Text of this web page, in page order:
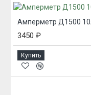
Амперметр Д1500
3450 ₽
Купить